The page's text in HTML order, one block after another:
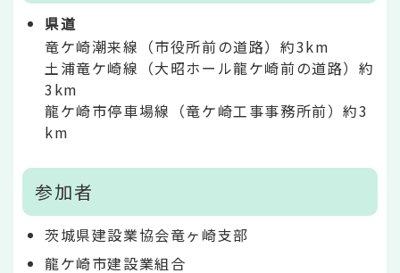
県道
竜ケ崎潮来線（市役所前の道路）約3km
土浦竜ケ崎線（大昭ホール龍ケ崎前の道路）約
3km
龍ケ崎市停車場線（竜ケ崎工事事務所前）約3
km
参加者
茨城県建設業協会竜ヶ崎支部
龍ケ崎市建設業組合